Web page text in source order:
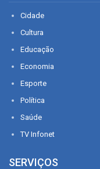
Cidade
Cultura
Educação
Economia
Esporte
Política
Saúde
TV Infonet
SERVIÇOS